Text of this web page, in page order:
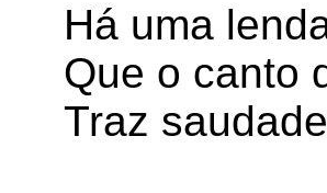
Há uma
Que o canto
Traz